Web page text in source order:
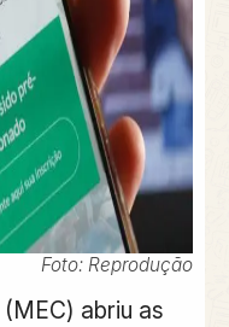
Foto: Reprodução
abriu as